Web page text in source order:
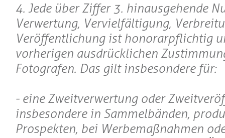
4. Jede über Ziffer 3. hinausgehende
Verwertung, Vervielfältigung,
Veröffentlichung ist honorarpflichtig
vorherigen ausdrücklichen
Fotografen. Das gilt insbesondere für:
- eine Zweitverwertung oder
insbesondere in Sammelbänden,
Prospekten, bei Werbemaßnahmen